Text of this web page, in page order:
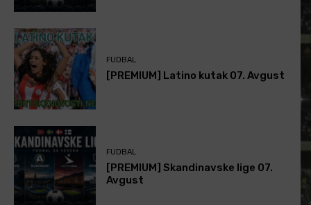
FUDBAL
[PREMIUM] Latino kutak 07. Avgust
FUDBAL
[PREMIUM] Skandinavske lige 07.
Avgust